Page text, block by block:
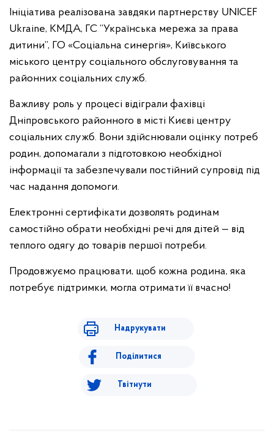
Ініціатива реалізована завдяки партнерству UNICEF
Ukraine, КМДА, ГС “Українська мережа за права
дитини”, ГО «Соціальна синергія», Київського
міського центру соціального обслуговування та
районних соціальних служб.
Важливу роль у процесі відіграли фахівці
Дніпровського районного в місті Києві центру
соціальних служб. Вони здійснювали оцінку потреб
родин, допомагали з підготовкою необхідної
інформації та забезпечували постійний супровід під
час надання допомоги.
Електронні сертифікати дозволять родинам
самостійно обрати необхідні речі для дітей — від
теплого одягу до товарів першої потреби.
Продовжуємо працювати, щоб кожна родина, яка
потребує підтримки, могла отримати її вчасно!
Надрукувати
Поділитися
Твітнути